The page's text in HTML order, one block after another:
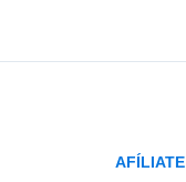
AFÍLIATE